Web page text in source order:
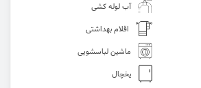
آب لوله کشی
اقلام بهداشتی
ماشین لباسشویی
یخچال